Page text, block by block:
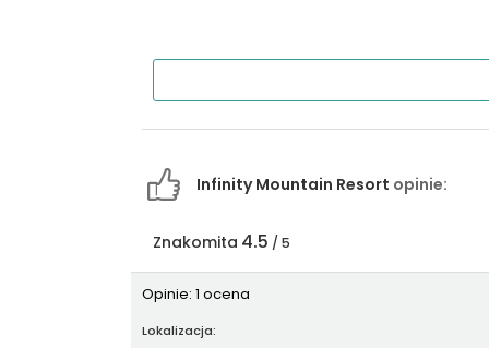
Infinity Mountain Resort opinie:
Znakomita 4.5 / 5
Opinie: 1 ocena
Lokalizacja: